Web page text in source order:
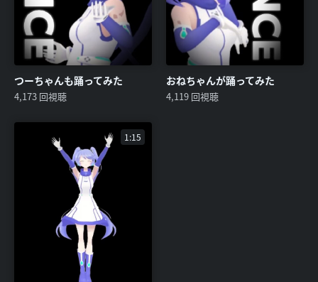
つーちゃんも踊ってみた
4,173 回視聴
おねちゃんが踊ってみた
4,119 回視聴
1:15